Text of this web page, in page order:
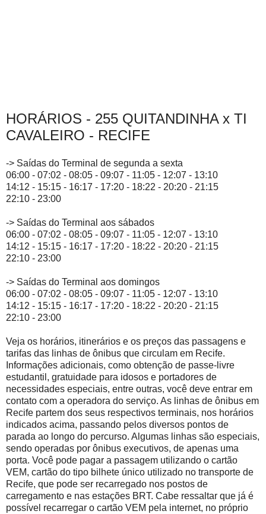
HORÁRIOS - 255 QUITANDINHA x TI
CAVALEIRO - RECIFE
-> Saídas do Terminal de segunda a sexta
06:00 - 07:02 - 08:05 - 09:07 - 11:05 - 12:07 - 13:10
14:12 - 15:15 - 16:17 - 17:20 - 18:22 - 20:20 - 21:15
22:10 - 23:00
-> Saídas do Terminal aos sábados
06:00 - 07:02 - 08:05 - 09:07 - 11:05 - 12:07 - 13:10
14:12 - 15:15 - 16:17 - 17:20 - 18:22 - 20:20 - 21:15
22:10 - 23:00
-> Saídas do Terminal aos domingos
06:00 - 07:02 - 08:05 - 09:07 - 11:05 - 12:07 - 13:10
14:12 - 15:15 - 16:17 - 17:20 - 18:22 - 20:20 - 21:15
22:10 - 23:00
Veja os horários, itinerários e os preços das passagens e
tarifas das linhas de ônibus que circulam em Recife.
Informações adicionais, como obtenção de passe-livre
estudantil, gratuidade para idosos e portadores de
necessidades especiais, entre outras, você deve entrar em
contato com a operadora do serviço. As linhas de ônibus em
Recife partem dos seus respectivos terminais, nos horários
indicados acima, passando pelos diversos pontos de
parada ao longo do percurso. Algumas linhas são especiais,
sendo operadas por ônibus executivos, de apenas uma
porta. Você pode pagar a passagem utilizando o cartão
VEM, cartão do tipo bilhete único utilizado no transporte de
Recife, que pode ser recarregado nos postos de
carregamento e nas estações BRT. Cabe ressaltar que já é
possível recarregar o cartão VEM pela internet, no próprio